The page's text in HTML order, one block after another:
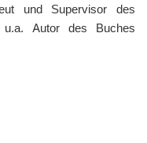
und Supervisor des
u.a. Autor des Buches